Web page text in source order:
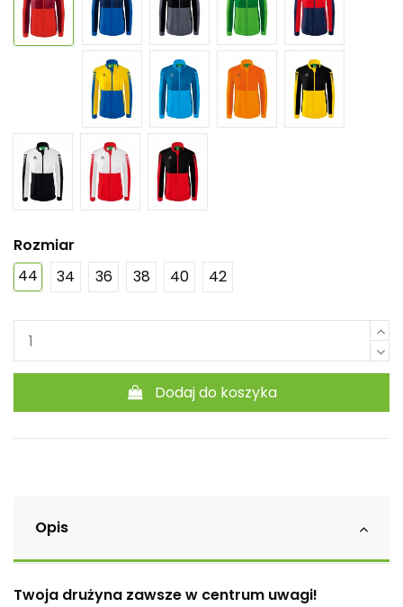
Rozmiar
44
34 36 38 40 42
Dodaj do koszyka
Opis
Twoja drużyna zawsze w centrum uwagi!